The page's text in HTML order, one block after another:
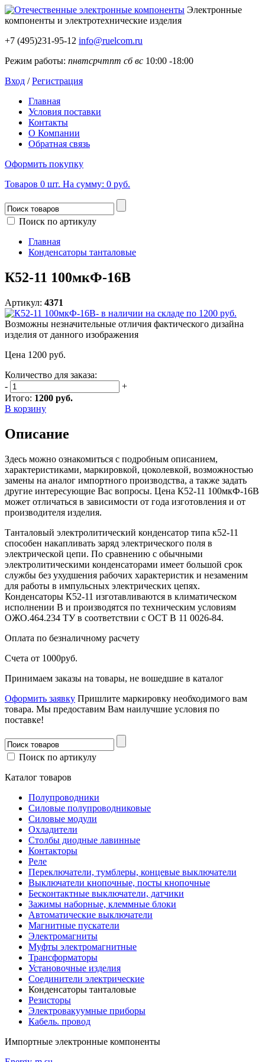
Электронные
компоненты и электротехнические изделия
+7 (495)231-95-12 info@ruelcom.ru
Режим работы: пнвтсрчтпт сб вс 10:00 -18:00
Вход /Регистрация
Главная
Условия поставки
Контакты
О Компании
Обратная связь
Оформить покупку
Товаров 0 шт. На сумму: 0 руб.
Поиск по артикулу
Главная
Конденсаторы танталовые
К52-11 100мкФ-16В
Артикул: 4371
Возможны незначительные отличия фактического дизайна
изделия от данного изображения
Цена 1200 руб.
Количество для заказа:
-
+
Итого: 1200 руб.
В корзину
Описание
Здесь можно ознакомиться с подробным описанием,
характеристиками, маркировкой, цоколевкой, возможностью
замены на аналог импортного производства, а также задать
другие интересующие Вас вопросы. Цена К52-11 100мкФ-16В
может отличаться в зависимости от года изготовления и от
производителя изделия.
Танталовый электролитический конденсатор типа к52-11
способен накапливать заряд электрического поля в
электрической цепи. По сравнению с обычными
электролитическими конденсаторами имеет большой срок
службы без ухудшения рабочих характеристик и незаменим
для работы в импульсных электрических цепях.
Конденсаторы К52-11 изготавливаются в климатическом
исполнении В и производятся по техническим условиям
ОЖО.464.234 ТУ в соответствии с ОСТ В 11 0026-84.
Оплата по безналичному расчету
Счета от 1000руб.
Принимаем заказы на товары, не вошедшие в каталог
Оформить заявку Пришлите маркировку необходимого вам
товара. Мы предоставим Вам наилучшие условия по
поставке!
Поиск по артикулу
Каталог товаров
Полупроводники
Силовые полупроводниковые
Силовые модули
Охладители
Столбы диодные лавинные
Контакторы
Реле
Переключатели, тумблеры, концевые выключатели
Выключатели кнопочные, посты кнопочные
Бесконтактные выключатели, датчики
Зажимы наборные, клеммные блоки
Автоматические выключатели
Магнитные пускатели
Электромагниты
Муфты электромагнитные
Трансформаторы
Установочные изделия
Соединители электрические
Конденсаторы танталовые
Резисторы
Электровакуумные приборы
Кабель. провод
Импортные электронные компоненты